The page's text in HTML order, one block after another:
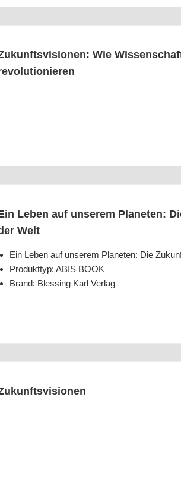
Wie
Leben auf unse­rem Pla­ne­ten:
Welt
Ein Leben auf unse­rem Pla­ne­ten: Die
Pro­dukt­typ: ABIS BOOK
Brand: Bles­sing Karl Verlag